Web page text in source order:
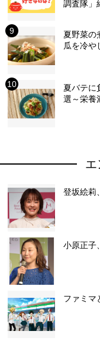
調査隊」
夏野菜の
瓜を冷や
夏バテに
選～栄養
エ
登坂絵莉
小原正子
ファミマ